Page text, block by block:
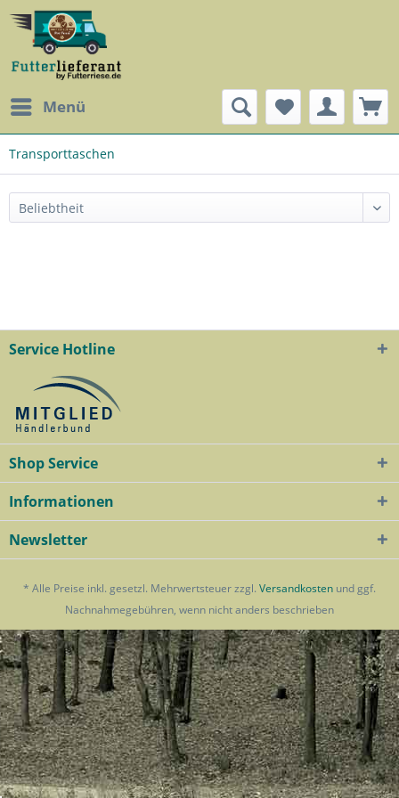
Menü
Transporttaschen
Service Hotline
Shop Service
Informationen
Newsletter
* Alle Preise inkl. gesetzl. Mehrwertsteuer zzgl. Versandkosten und ggf.
Nachnahmegebühren, wenn nicht anders beschrieben